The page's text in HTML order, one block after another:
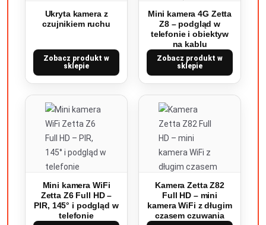
Ukryta kamera z
czujnikiem ruchu
Zobacz produkt w
sklepie
Mini kamera 4G Zetta
Z8 – podgląd w
telefonie i obiektyw
na kablu
Zobacz produkt w
sklepie
Mini kamera WiFi
Zetta Z6 Full HD –
PIR, 145° i podgląd w
telefonie
Kamera Zetta Z82
Full HD – mini
kamera WiFi z długim
czasem czuwania